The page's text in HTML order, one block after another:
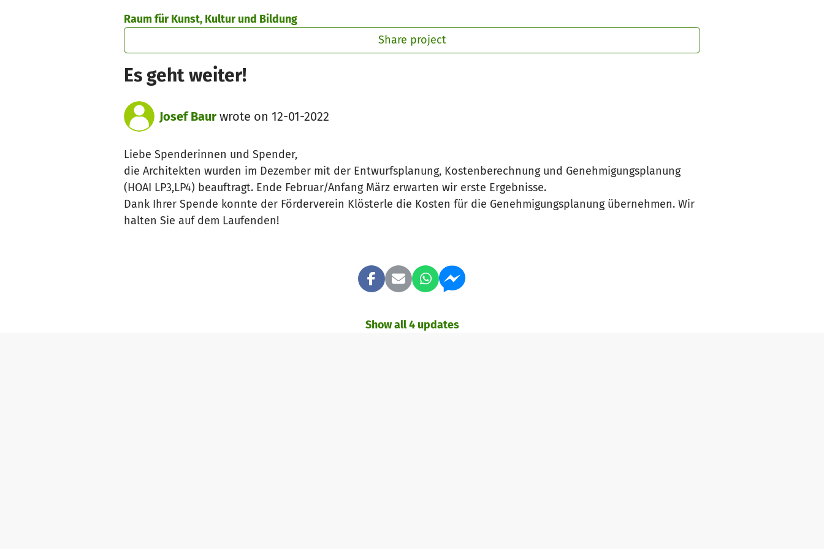
Raum für Kunst, Kultur und Bildung
Share project
Es geht weiter!
Josef Baur wrote on 12-01-2022
Liebe Spenderinnen und Spender,
die Architekten wurden im Dezember mit der Entwurfsplanung, Kostenberechnung und Genehmigungsplanung
(HOAI LP3,LP4) beauftragt. Ende Februar/Anfang März erwarten wir erste Ergebnisse.
Dank Ihrer Spende konnte der Förderverein Klösterle die Kosten für die Genehmigungsplanung übernehmen. Wir
halten Sie auf dem Laufenden!
Show all 4 updates